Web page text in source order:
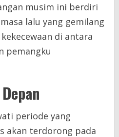
musim ini berdiri
lalu yang gemilang
di antara
pemangku
periode yang
akan terdorong pada